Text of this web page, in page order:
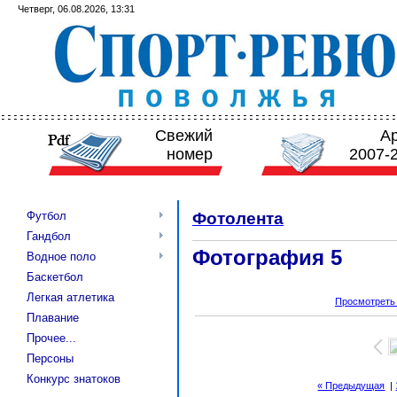
Четверг, 06.08.2026, 13:31
Свежий
номер
2007-
Футбол
Гандбол
Водное поло
Баскетбол
Легкая атлетика
Плавание
Прочее...
Персоны
Конкурс знатоков
Фотолента
Фотография 5
« Предыдущая |